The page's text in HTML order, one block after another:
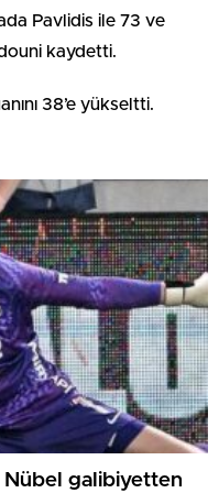
Pavlidis ile 73 ve
kaydetti.
38’e yükseltti.
Nübel galibiyetten